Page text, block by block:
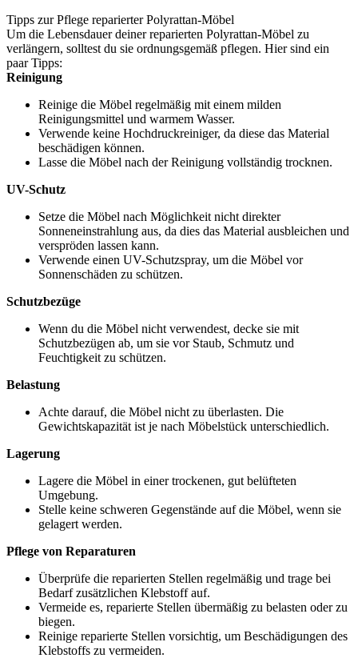
Tipps zur Pflege reparierter Polyrattan-Möbel
Um die Lebensdauer deiner reparierten Polyrattan-Möbel zu
verlängern, solltest du sie ordnungsgemäß pflegen. Hier sind ein
paar Tipps:
Reinigung
Reinige die Möbel regelmäßig mit einem milden
Reinigungsmittel und warmem Wasser.
Verwende keine Hochdruckreiniger, da diese das Material
beschädigen können.
Lasse die Möbel nach der Reinigung vollständig trocknen.
UV-Schutz
Setze die Möbel nach Möglichkeit nicht direkter
Sonneneinstrahlung aus, da dies das Material ausbleichen und
verspröden lassen kann.
Verwende einen UV-Schutzspray, um die Möbel vor
Sonnenschäden zu schützen.
Schutzbezüge
Wenn du die Möbel nicht verwendest, decke sie mit
Schutzbezügen ab, um sie vor Staub, Schmutz und
Feuchtigkeit zu schützen.
Belastung
Achte darauf, die Möbel nicht zu überlasten. Die
Gewichtskapazität ist je nach Möbelstück unterschiedlich.
Lagerung
Lagere die Möbel in einer trockenen, gut belüfteten
Umgebung.
Stelle keine schweren Gegenstände auf die Möbel, wenn sie
gelagert werden.
Pflege von Reparaturen
Überprüfe die reparierten Stellen regelmäßig und trage bei
Bedarf zusätzlichen Klebstoff auf.
Vermeide es, reparierte Stellen übermäßig zu belasten oder zu
biegen.
Reinige reparierte Stellen vorsichtig, um Beschädigungen des
Klebstoffs zu vermeiden.